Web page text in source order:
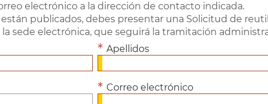
electrónico a la dirección de contacto indicada.
publicados, debes presentar una Solicitud de
sede electrónica, que seguirá la tramitación
Apellidos
Correo electrónico